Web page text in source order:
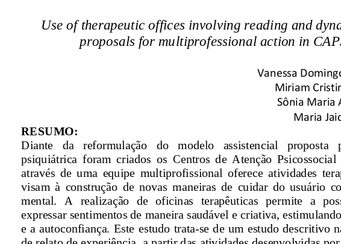
Use of therapeutic offices involving reading and
proposals for multiprofessional action in
Vanessa
Miriam
Sônia Maria
Maria
RESUMO:
Diante   da   reformulação   do   modelo   assistencial   proposta
psiquiátrica  foram  criados  os  Centros  de  Atenção  Psicossocial
através  de  uma  equipe  multiprofissional  oferece  atividades
visam  à  construção  de  novas  maneiras de  cuidar  do  usuário
mental.  A  realização  de  oficinas  terapêuticas  permite  a
expressar sentimentos de maneira saudável e criativa,
e a autoconfiança. Este estudo trata-se de um estudo descritivo